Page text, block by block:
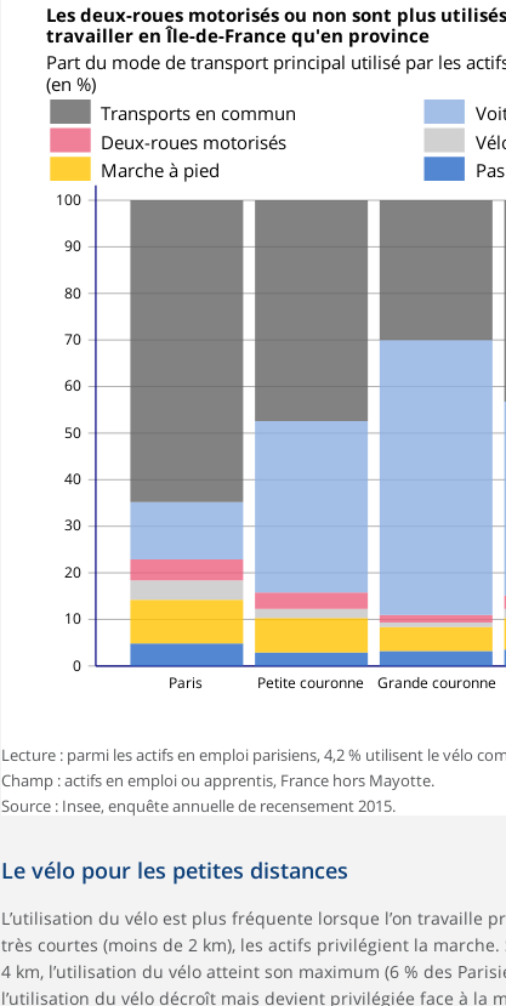
Les deux-roues motorisés ou non sont plus
travailler en Île-de-France qu'en province
Part du mode de transport principal utilisé par les
(en %)
0
10
20
30
40
50
60
70
80
90
100
Paris Petite couronne Grande couronne
Marche à pied
Deux-roues motorisés
Transports en commun
Lecture : parmi les actifs en emploi parisiens, 4,2 % utilisent le vélo
Champ : actifs en emploi ou apprentis, France hors Mayotte.
Source : Insee, enquête annuelle de recensement 2015.
Le vélo pour les petites distances
L’utilisation du vélo est plus fréquente lorsque l’on travaille
très courtes (moins de 2 km), les actifs privilégient la
4 km, l’utilisation du vélo atteint son maximum (6 % des
l’utilisation du vélo décroît mais devient privilégiée face à la